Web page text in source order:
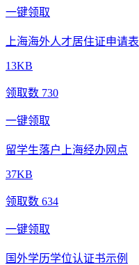
一键领取
上海海外人才居住证申请表
13KB
领取数 730
一键领取
留学生落户上海经办网点
37KB
领取数 634
一键领取
国外学历学位认证书示例